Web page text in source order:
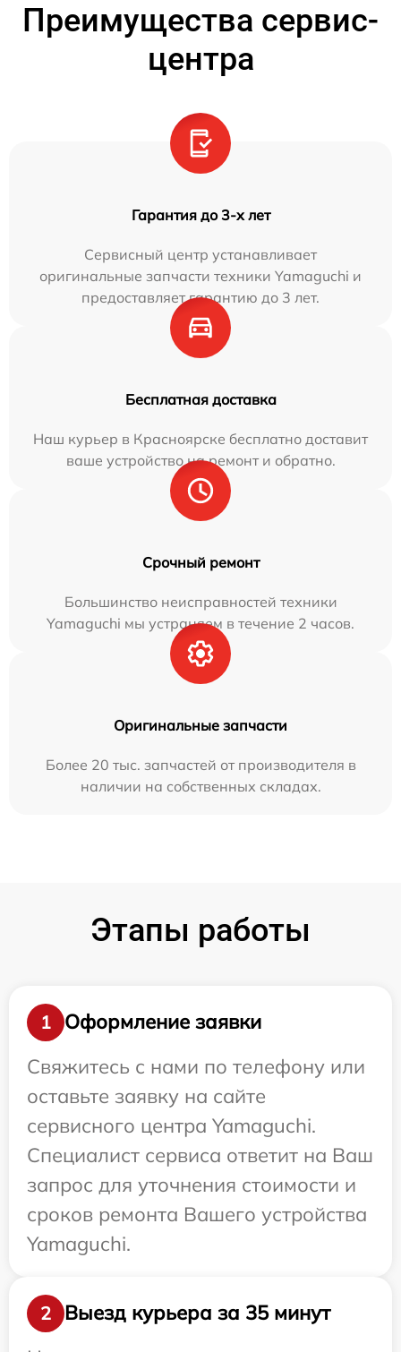
Преимущества сервис-
центра
Гарантия до 3-х лет
Сервисный центр устанавливает
оригинальные запчасти техники Yamaguchi и
предоставляет гарантию до 3 лет.
Бесплатная доставка
Наш курьер в Красноярске бесплатно доставит
ваше устройство на ремонт и обратно.
Срочный ремонт
Большинство неисправностей техники
Yamaguchi мы устраняем в течение 2 часов.
Оригинальные запчасти
Более 20 тыс. запчастей от производителя в
наличии на собственных складах.
Этапы работы
1
Оформление заявки
Свяжитесь с нами по телефону или
оставьте заявку на сайте
сервисного центра Yamaguchi.
Специалист сервиса ответит на Ваш
запрос для уточнения стоимости и
сроков ремонта Вашего устройства
Yamaguchi.
2
Выезд курьера за 35 минут